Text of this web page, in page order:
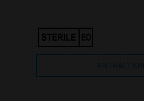
ENTHÄLT